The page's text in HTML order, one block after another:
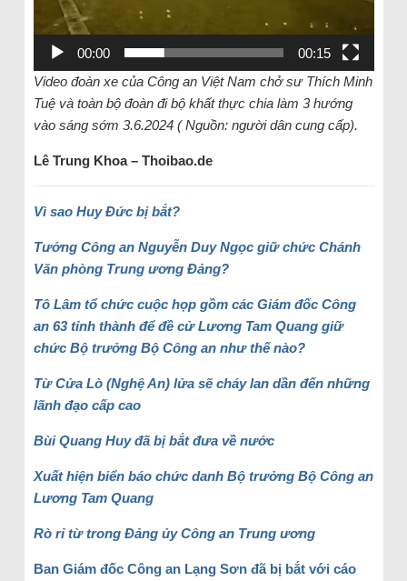
00:00
00:15
Video đoàn xe của Công an Việt Nam chở sư Thích Minh
Tuệ và toàn bộ đoàn đi bộ khất thực chia làm 3 hướng
vào sáng sớm 3.6.2024 ( Nguồn: người dân cung cấp).
Lê Trung Khoa – Thoibao.de
Vì sao Huy Đức bị bắt?
Tướng Công an Nguyễn Duy Ngọc giữ chức Chánh
Văn phòng Trung ương Đảng?
Tô Lâm tổ chức cuộc họp gồm các Giám đốc Công
an 63 tỉnh thành để đề cử Lương Tam Quang giữ
chức Bộ trưởng Bộ Công an như thế nào?
Từ Cửa Lò (Nghệ An) lửa sẽ cháy lan dần đến những
lãnh đạo cấp cao
Bùi Quang Huy đã bị bắt đưa về nước
Xuất hiện biển báo chức danh Bộ trưởng Bộ Công an
Lương Tam Quang
Rò rỉ từ trong Đảng ủy Công an Trung ương
Ban Giám đốc Công an Lạng Sơn đã bị bắt với cáo